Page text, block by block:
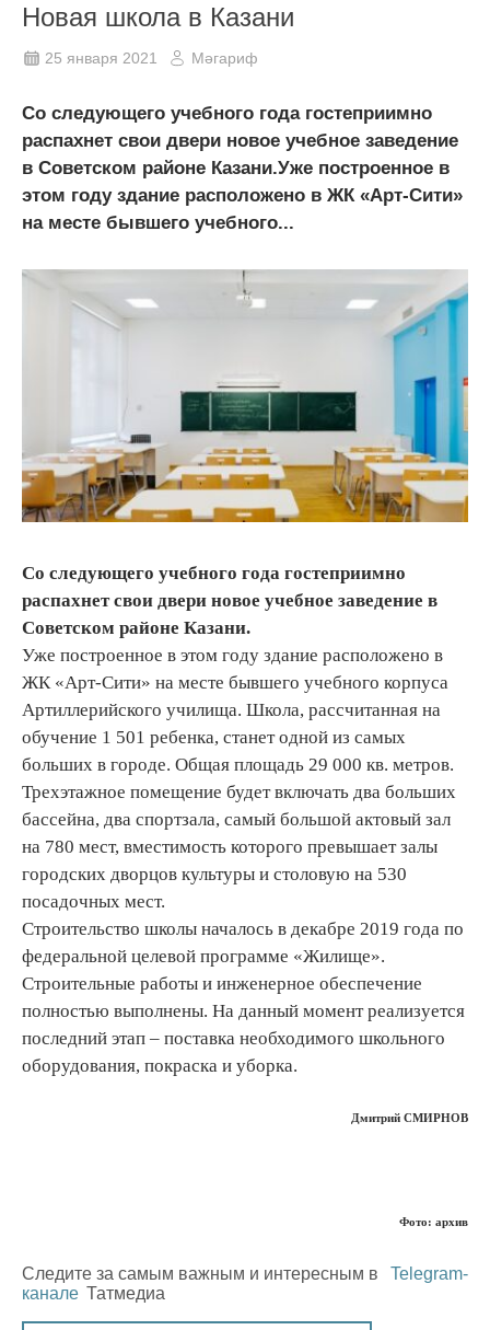
Новая школа в Казани
25 января 2021 Мәгариф
Со следующего учебного года гостеприимно
распахнет свои двери новое учебное заведение
в Советском районе Казани.Уже построенное в
этом году здание расположено в ЖК «Арт-Сити»
на месте бывшего учебного...
Со следующего учебного года гостеприимно
распахнет свои двери новое учебное заведение в
Советском районе Казани.
Уже построенное в этом году здание расположено в
ЖК «Арт-Сити» на месте бывшего учебного корпуса
Артиллерийского училища. Школа, рассчитанная на
обучение 1 501 ребенка, станет одной из самых
больших в городе. Общая площадь 29 000 кв. метров.
Трехэтажное помещение будет включать два больших
бассейна, два спортзала, самый большой актовый зал
на 780 мест, вместимость которого превышает залы
городских дворцов культуры и столовую на 530
посадочных мест.
Строительство школы началось в декабре 2019 года по
федеральной целевой программе «Жилище».
Строительные работы и инженерное обеспечение
полностью выполнены. На данный момент реализуется
последний этап – поставка необходимого школьного
оборудования, покраска и уборка.
Дмитрий СМИРНОВ
Фото: архив
Следите за самым важным и интересным в
Telegram-
канале Татмедиа